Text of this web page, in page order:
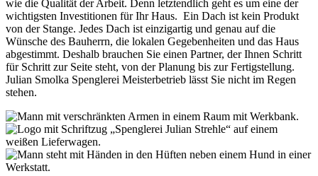
wie die Qualität der Arbeit. Denn letztendlich geht es um eine der
wichtigsten Investitionen für Ihr Haus. Ein Dach ist kein Produkt
von der Stange. Jedes Dach ist einzigartig und genau auf die
Wünsche des Bauherrn, die lokalen Gegebenheiten und das Haus
abgestimmt. Deshalb brauchen Sie einen Partner, der Ihnen Schritt
für Schritt zur Seite steht, von der Planung bis zur Fertigstellung.
Julian Smolka Spenglerei Meisterbetrieb lässt Sie nicht im Regen
stehen.